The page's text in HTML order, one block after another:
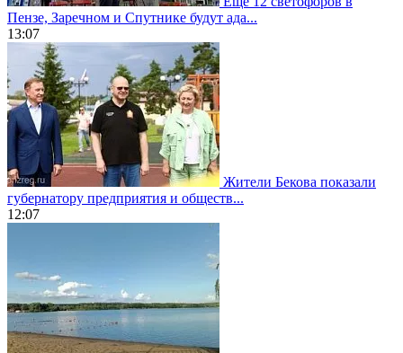
Пензе, Заречном и Спутнике будут ада...
13:07
Жители Бекова показали
губернатору предприятия и обществ...
12:07